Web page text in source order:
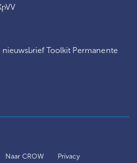
Toolkit Permanente
Naar CROW
Privacy